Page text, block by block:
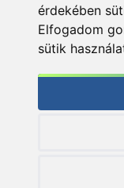
érdekében
Elfogadom
sütik